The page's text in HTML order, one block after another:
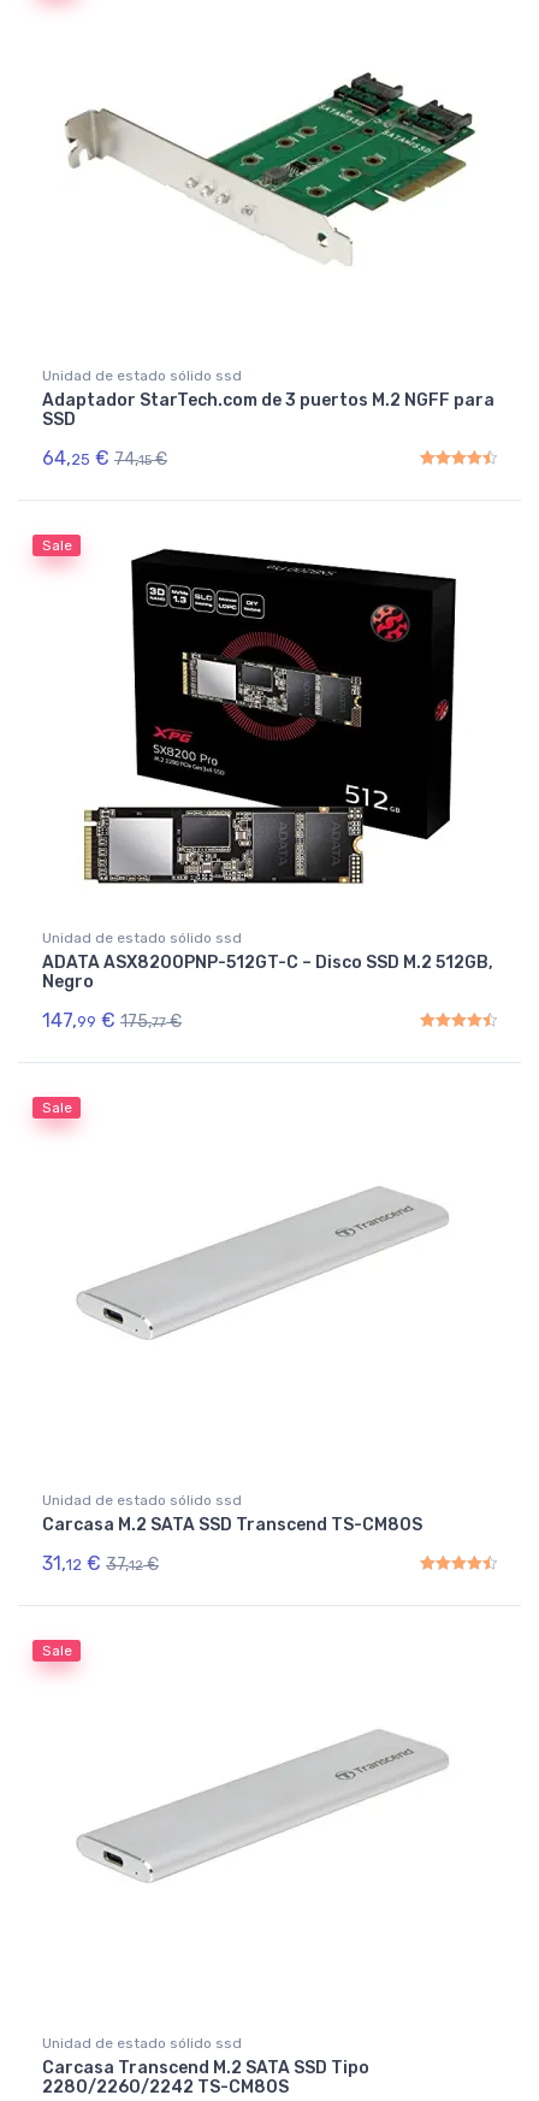
Unidad de estado sólido ssd
Adaptador StarTech.com de 3 puertos M.2 NGFF para
SSD
64,25 € 74,15 €
Sale
Unidad de estado sólido ssd
ADATA ASX8200PNP-512GT-C – Disco SSD M.2 512GB,
Negro
147,99 € 175,77 €
Sale
Unidad de estado sólido ssd
Carcasa M.2 SATA SSD Transcend TS-CM80S
31,12 € 37,12 €
Sale
Unidad de estado sólido ssd
Carcasa Transcend M.2 SATA SSD Tipo
2280/2260/2242 TS-CM80S